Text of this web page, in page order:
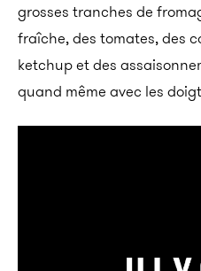
grosses tranches de
fraîche, des tomates, des
ketchup et des
quand même avec les